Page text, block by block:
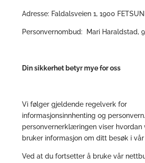
Adresse: Faldalsveien 1, 1900
Personvernombud: Mari Haraldstad,
Din sikkerhet betyr mye for oss
Vi følger gjeldende regelverk for
informasjonsinnhenting og
personvernerklæringen viser hvordan
bruker informasjon om ditt besøk i
Ved at du fortsetter å bruke vår